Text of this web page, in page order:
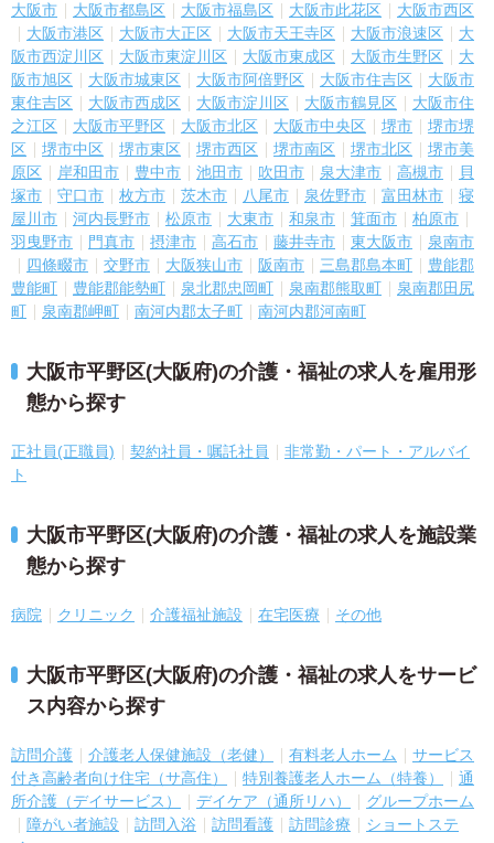
大阪市 大阪市都島区 大阪市福島区 大阪市此花区
大阪市西区
大阪市港区
大阪市大正区 大阪市天王寺区 大阪市浪速区
大
阪市西淀川区
大阪市東淀川区 大阪市東成区 大阪市生野区
大
阪市旭区
大阪市城東区 大阪市阿倍野区 大阪市住吉区
大阪市
東住吉区
大阪市西成区 大阪市淀川区 大阪市鶴見区
大阪市住
之江区
大阪市平野区 大阪市北区 大阪市中央区 堺市
堺市堺
区
堺市中区 堺市東区 堺市西区 堺市南区 堺市北区
堺市美
原区
岸和田市 豊中市 池田市 吹田市 泉大津市 高槻市
貝
塚市
守口市 枚方市 茨木市 八尾市 泉佐野市 富田林市
寝
屋川市
河内長野市 松原市 大東市 和泉市 箕面市
柏原市
羽曳野市
門真市 摂津市 高石市 藤井寺市 東大阪市
泉南市
四條畷市
交野市 大阪狭山市 阪南市 三島郡島本町
豊能郡
豊能町
豊能郡能勢町 泉北郡忠岡町 泉南郡熊取町
泉南郡田尻
町
泉南郡岬町 南河内郡太子町 南河内郡河南町
大阪市平野区(大阪府)の介護・福祉の求人を雇用形
態から探す
正社員(正職員) 契約社員・嘱託社員
非常勤・パート・アルバイ
ト
大阪市平野区(大阪府)の介護・福祉の求人を施設業
態から探す
病院 クリニック 介護福祉施設 在宅医療 その他
大阪市平野区(大阪府)の介護・福祉の求人をサービ
ス内容から探す
訪問介護 介護老人保健施設（老健） 有料老人ホーム
サービス
付き高齢者向け住宅（サ高住）
特別養護老人ホーム（特養）
通
所介護（デイサービス）
デイケア（通所リハ）
グループホーム
障がい者施設
訪問入浴 訪問看護 訪問診療
ショートステ